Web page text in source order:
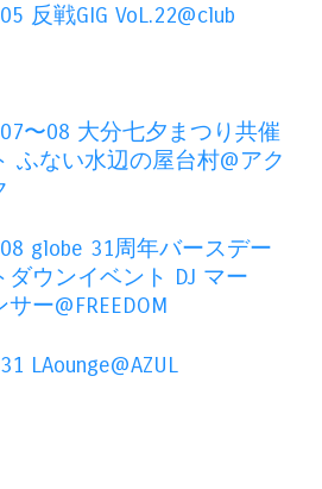
反戦GIG VoL.22@club
〜08 大分七夕まつり共催
ふない水辺の屋台村@アク
globe 31周年バースデー
ダウンイベント DJ マー
ー@FREEDOM
LAounge@AZUL